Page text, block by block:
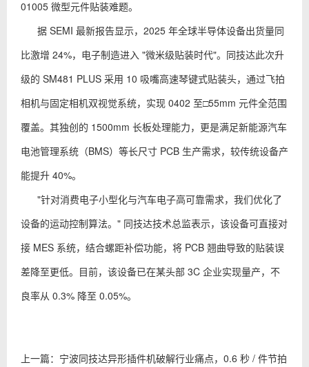
01005 微型元件贴装难题。
据 SEMI 最新报告显示，2025 年全球半导体设备出货量同
比激增 24%，电子制造进入 "微米级贴装时代"。同技达此次升
级的 SM481 PLUS 采用 10 吸嘴高速琴键式贴装头，通过飞拍
相机与固定相机双视觉系统，实现 0402 至□55mm 元件全范围
覆盖。其独创的 1500mm 长板处理能力，更是满足新能源汽车
电池管理系统（BMS）等长尺寸 PCB 生产需求，较传统设备产
能提升 40%。
"针对消费电子小型化与汽车电子高可靠需求，我们优化了
设备的运动控制算法。" 同技达技术总监表示，该设备可直接对
接 MES 系统，结合螺距补偿功能，将 PCB 翘曲导致的贴装误
差降至更低。目前，该设备已在某头部 3C 企业实现量产，不
良率从 0.3% 降至 0.05%。
上一篇： 宁波同技达异形插件机破解行业痛点，0.6 秒 / 件节拍